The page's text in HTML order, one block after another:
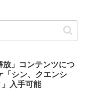
放」コンテンツにつ
「シン、クエンシ
入手可能